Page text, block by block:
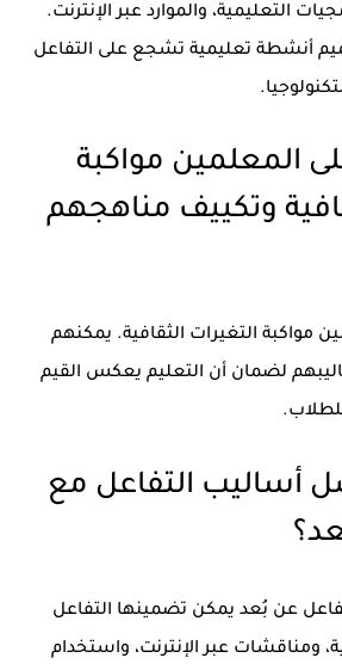
التعليمية، والموارد عبر الإنترنت.
أنشطة تعليمية تشجع على التفاعل
المعلمين مواكبة
وتكييف مناهجهم
مواكبة التغيرات الثقافية. يمكنهم
لضمان أن التعليم يعكس القيم
أساليب التفاعل مع
عن بُعد يمكن تضمينها التفاعل
ومناقشات عبر الإنترنت، واستخدام